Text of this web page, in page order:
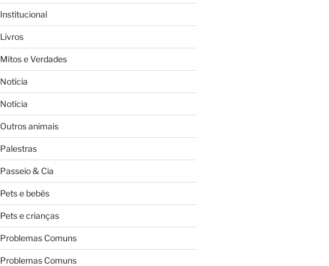
Institucional
Livros
Mitos e Verdades
Notícia
Notícia
Outros animais
Palestras
Passeio & Cia
Pets e bebês
Pets e crianças
Problemas Comuns
Problemas Comuns